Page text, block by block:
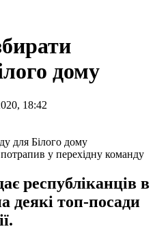
дому
18:42
у перехідну команду
республіканців в
деякі топ-посади